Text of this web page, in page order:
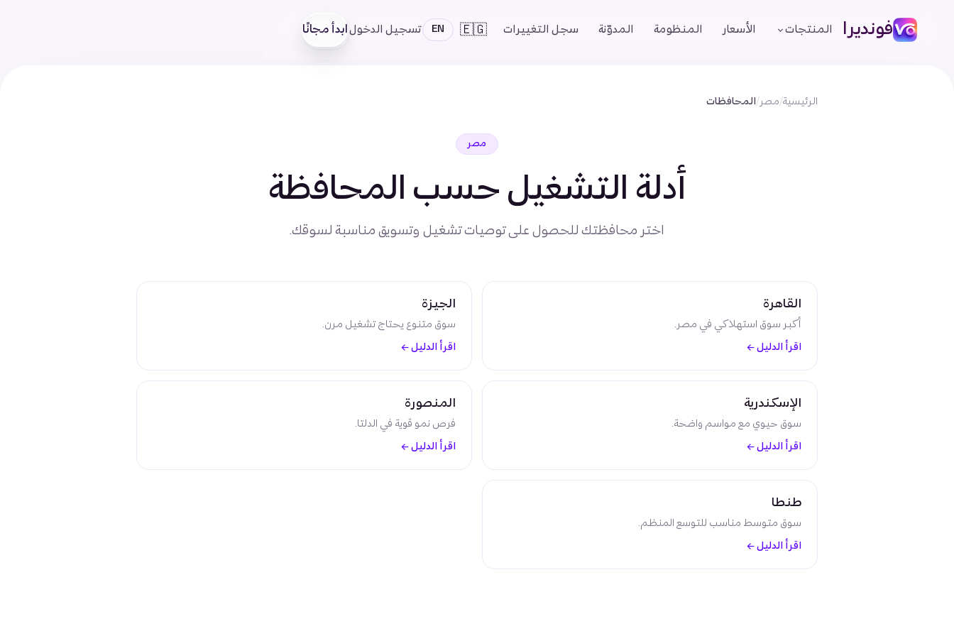
فونديرا المنتجات الأسعار المنظومة المدوّنة سجل التغييرات 🇪🇬
EN تسجيل الدخول ابدأ مجانًا
الرئيسية/مصر / المحافظات
مصر
أدلة التشغيل حسب المحافظة
اختر محافظتك للحصول على توصيات تشغيل وتسويق مناسبة لسوقك.
القاهرة
أكبر سوق استهلاكي في مصر.
اقرأ الدليل ←
الجيزة
سوق متنوع يحتاج تشغيل مرن.
اقرأ الدليل ←
الإسكندرية
سوق حيوي مع مواسم واضحة.
اقرأ الدليل ←
المنصورة
فرص نمو قوية في الدلتا.
اقرأ الدليل ←
طنطا
سوق متوسط مناسب للتوسع المنظم.
اقرأ الدليل ←